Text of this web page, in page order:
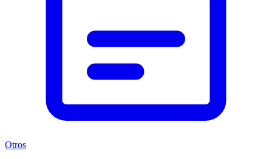
Otros